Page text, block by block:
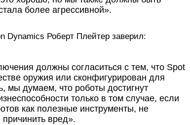
более агрессивной».
Dynamics Роберт Плейтер заверил:
должны согласиться с тем, что Spot
оружия или сконфигурирован для
мы думаем, что роботы достигнут
только в том случае, если
как полезные инструменты, не
вред».